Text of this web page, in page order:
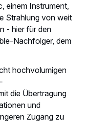
einem Instrument,
Strahlung von weit
- hier für den
Nachfolger, dem
hochvolumigen
die Übertragung
und
Zugang zu